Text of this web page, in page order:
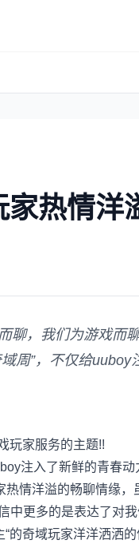
热情洋
我们为游戏而聊
”，不仅给uuboy
玩家服务的主题!!
注入了新鲜的青春
情洋溢的畅聊情缘
中更多的是表达了对
奇域玩家洋洋洒洒